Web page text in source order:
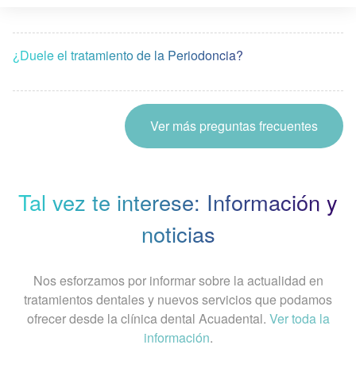
¿Duele el tratamiento de la Periodoncia?
Ver más preguntas frecuentes
Tal vez te interese: Información y
noticias
Nos esforzamos por informar sobre la actualidad en
tratamientos dentales y nuevos servicios que podamos
ofrecer desde la clínica dental Acuadental. Ver toda la
información.